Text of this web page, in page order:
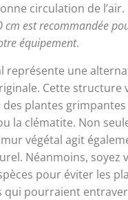
circulation de l’air.
cm est recommandée
équipement.
représente une
Cette structure
plantes
la clématite. Non
végétal agit
Néanmoins, soyez
pour éviter les
qui pourraient